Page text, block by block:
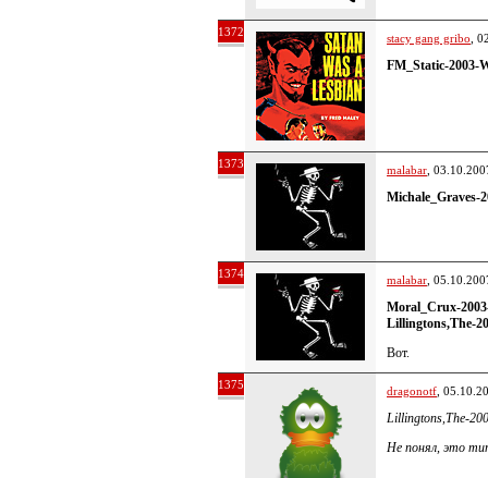
1372 stacy gang gribo ,
FM_Static-2003-
1373 malabar ,
Michale_Graves-
1374 malabar ,
Moral_Crux-
Lillingtons,The-
Вот.
1375 dragonotf ,
Lillingtons,The-
Не понял, это